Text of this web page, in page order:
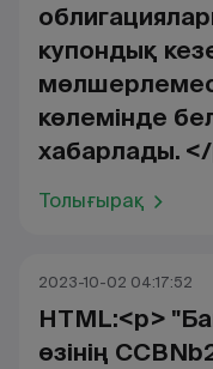
купондық
көлемінде
хабарлады.
Толығырақ
2023-10-02 04:17:52
HTML:<p>
өзінің